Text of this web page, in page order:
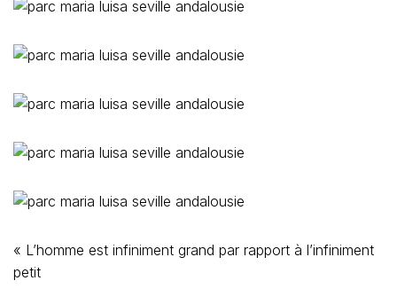
« L’homme est infiniment grand par rapport à l’infiniment
petit